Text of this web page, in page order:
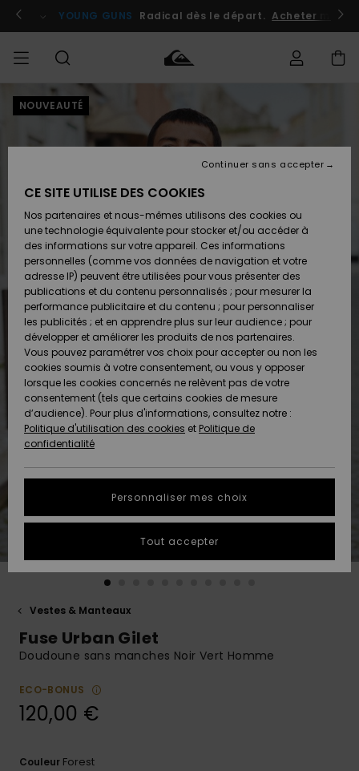
l'information
le
Se connecter / s'inscrire
YOUNG GUNS Radical dès le départ. Acheter
HOMME Vêtements
Chaussures
& Tongs
Surf
Snow
Nouveautés
A
Découvrir
Vêtements
Chaussures
& Tongs
Surf
Snow
Nouveautés
A
Découvrir
FEMME
A
Découvrir
Snow
SURF
Homme
Surf
Shop
Enfant
Highlights
Communauté
SNOW
Homme
Snow
Shop
Enfant
Snow
Shop
Femme
A
Découvrir
Communauté
OUTLET
Homme
Enfant
Outlet
Femme
AIDE &
CONTACT
commande
Retours
Paiement
Carte
Cadeau
Quiksilver
Freedom
Protection
des
tailles
obtenir la
plus rapide
à votre
MAGASINS
QUIKSILVER
NOUVEAUTÉ
Vestes & Manteaux
Fuse Urban Gilet
Doudoune sans manches Noir Vert Homme
ECO-BONUS
120,00 €
Couleur Forest
CE SITE UTILISE DES COOKIES
Nos partenaires et nous-mêmes utilisons des cookies ou
une technologie équivalente pour stocker et/ou accéder à
des informations sur votre appareil. Ces informations
personnelles (comme vos données de navigation et votre
adresse IP) peuvent être utilisées pour vous présenter des
publications et du contenu personnalisés ; pour mesurer la
performance publicitaire et du contenu ; pour personnaliser
les publicités ; et en apprendre plus sur leur audience ; pour
développer et améliorer les produits de nos partenaires.
Vous pouvez paramétrer vos choix pour accepter ou non les
cookies soumis à votre consentement, ou vous y opposer
lorsque les cookies concernés ne relèvent pas de votre
consentement (tels que certains cookies de mesure
d’audience). Pour plus d'informations, consultez notre :
Politique d'utilisation des cookies et Politique de
confidentialité
Personnaliser mes choix
Continuer sans accepter
Tout accepter